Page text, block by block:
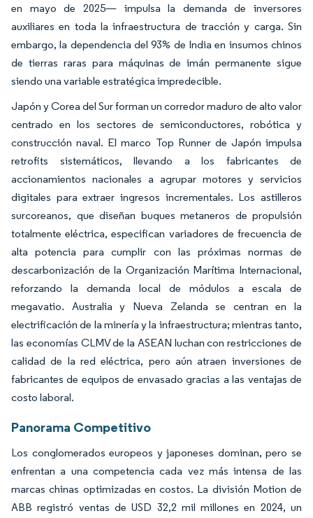
en mayo de 2025— impulsa la demanda de inversores
auxiliares en toda la infraestructura de tracción y carga. Sin
embargo, la dependencia del 93% de India en insumos chinos
de tierras raras para máquinas de imán permanente sigue
siendo una variable estratégica impredecible.
Japón y Corea del Sur forman un corredor maduro de alto valor
centrado en los sectores de semiconductores, robótica y
construcción naval. El marco Top Runner de Japón impulsa
retrofits sistemáticos, llevando a los fabricantes de
accionamientos nacionales a agrupar motores y servicios
digitales para extraer ingresos incrementales. Los astilleros
surcoreanos, que diseñan buques metaneros de propulsión
totalmente eléctrica, especifican variadores de frecuencia de
alta potencia para cumplir con las próximas normas de
descarbonización de la Organización Marítima Internacional,
reforzando la demanda local de módulos a escala de
megavatio. Australia y Nueva Zelanda se centran en la
electrificación de la minería y la infraestructura; mientras tanto,
las economías CLMV de la ASEAN luchan con restricciones de
calidad de la red eléctrica, pero aún atraen inversiones de
fabricantes de equipos de envasado gracias a las ventajas de
costo laboral.
Panorama Competitivo
Los conglomerados europeos y japoneses dominan, pero se
enfrentan a una competencia cada vez más intensa de las
marcas chinas optimizadas en costos. La división Motion de
ABB registró ventas de USD 32,2 mil millones en 2024, un